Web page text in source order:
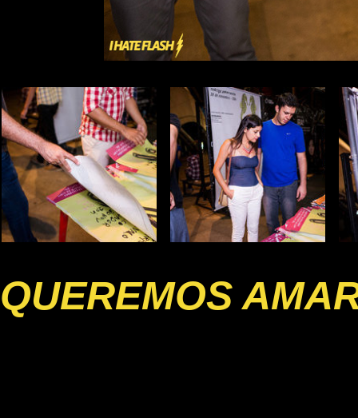
QUEREMOS